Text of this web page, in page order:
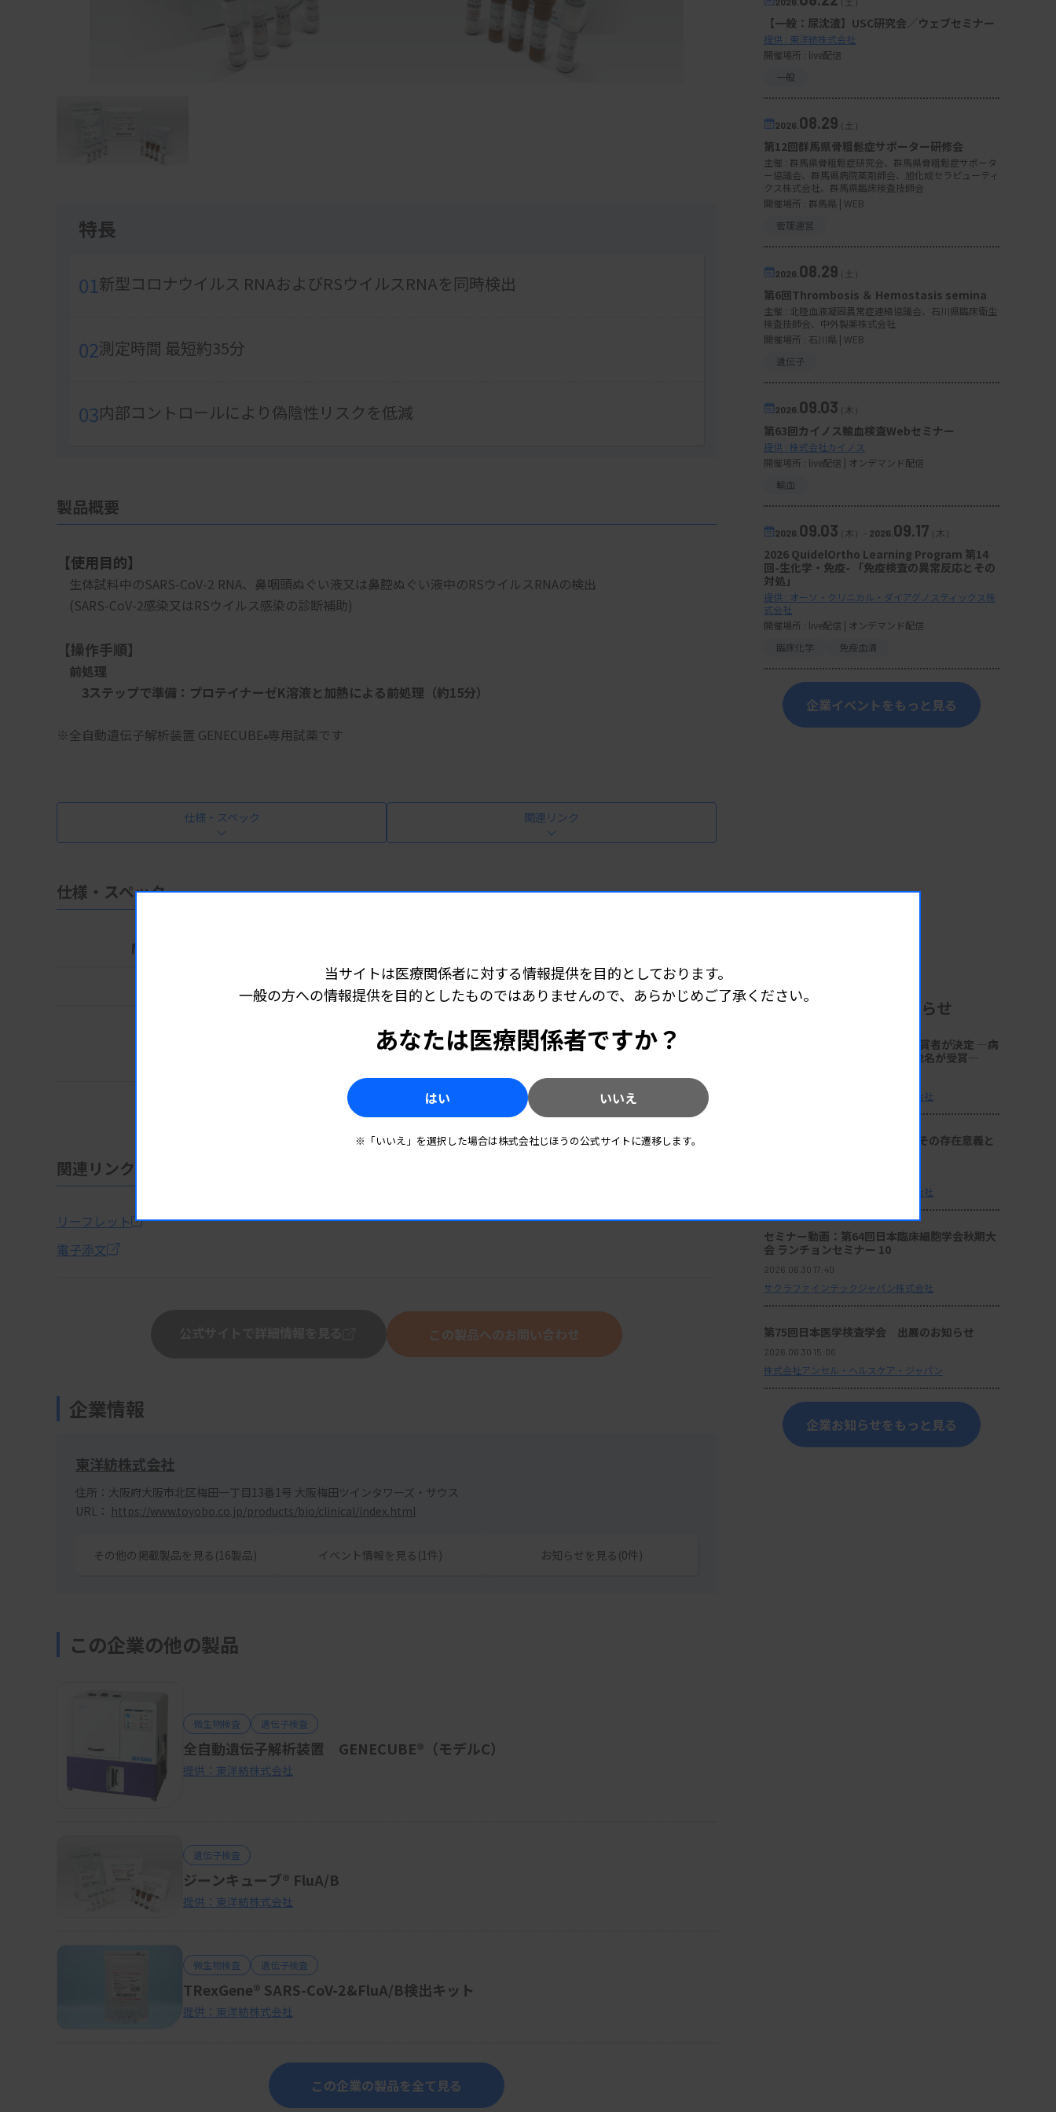
特長
01新型コロナウイルス RNAおよびRSウイルスRNAを同時検出
02測定時間 最短約35分
03内部コントロールにより偽陰性リスクを低減
製品概要
【使用目的】
生体試料中のSARS-CoV-2 RNA、鼻咽頭ぬぐい液又は鼻腔ぬぐい液中のRSウイルスRNAの検出
(SARS-CoV-2感染又はRSウイルス感染の診断補助)
【操作手順】
前処理
3ステップで準備：プロテイナーゼK溶液と加熱による前処理（約15分）
※全自動遺伝子解析装置 GENECUBE®専用試薬です
仕様・スペック 関連リンク
仕様・スペック
商品コード
48テスト分
-30~-15℃・2~8℃
※-30~-15℃：酵素液A、陽性コントロール溶液
関連リンク
リーフレット
電子添文
この製品へのお問い合わせ
企業情報
東洋紡株式会社
住所：大阪府大阪市北区梅田一丁目13番1号 大阪梅田ツインタワーズ・サウス
URL： https://www.toyobo.co.jp/products/bio/clinical/index.html
その他の掲載製品を見る(16製品) イベント情報を見る(1件) お知らせを見る(0件)
この企業の他の製品
微生物検査 遺伝子検査
全自動遺伝子解析装置 GENECUBE®（モデルC）
提供：東洋紡株式会社
遺伝子検査
ジーンキューブ® FluA/B
提供：東洋紡株式会社
微生物検査 遺伝子検査
TRexGene® SARS-CoV-2&FluA/B検出キット
提供：東洋紡株式会社
この企業の製品を全て見る
【一般：尿沈渣】USC研究会／ウェブセミナー
提供 : 東洋紡株式会社
開催場所 : live配信
一般
2026. 08.29 （土）
第12回群馬県骨粗鬆症サポーター研修会
主催 : 群馬県骨粗鬆症研究会、群馬県骨粗鬆症サポータ
ー協議会、群馬県病院薬剤師会、旭化成セラピューティ
クス株式会社、群馬県臨床検査技師会
開催場所 : 群馬県 | WEB
管理運営
2026. 08.29 （土）
第6回Thrombosis ＆ Hemostasis semina
主催 : 北陸血液凝固異常症連絡協議会、石川県臨床衛生
検査技師会、中外製薬株式会社
開催場所 : 石川県 | WEB
遺伝子
2026. 09.03（木）
第63回カイノス輸血検査Webセミナー
提供 : 株式会社カイノス
開催場所 : live配信 | オンデマンド配信
輸血
2026. 09.03（木） - 2026. 09.17（木）
2026 QuidelOrtho Learning Program 第14
回-生化学・免疫- 「免疫検査の異常反応とその
対処」
提供 : オーソ・クリニカル・ダイアグノスティックス株
式会社
開催場所 : live配信 | オンデマンド配信
臨床化学
免疫血清
企業イベントをもっと見る
企業からのお知らせ
第18回「サクラ病理技術賞」受賞者が決定 ―病
理技術の発展と伝承に貢献する2名が受賞―
サクラファインテックジャパン株式会社
座談会：『サクラ病理技術賞』その存在意義と
サクラファインテックジャパン株式会社
セミナー動画：第64回日本臨床細胞学会秋期大
会 ランチョンセミナー 10
2026.06.30 17:40
サクラファインテックジャパン株式会社
第75回日本医学検査学会 出展のお知らせ
2026.06.30 15:06
株式会社アンセル・ヘルスケア・ジャパン
企業お知らせをもっと見る
当サイトは医療関係者に対する情報提供を目的としております。
一般の方への情報提供を目的としたものではありませんので、あらかじめご了承ください。
あなたは医療関係者ですか？
はい いいえ
※「いいえ」を選択した場合は株式会社じほうの公式サイトに遷移します。